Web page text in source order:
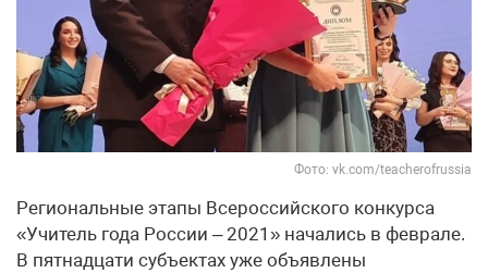
Фото: vk.com/teacherofrussia
Региональные этапы Всероссийского конкурса
«Учитель года России – 2021» начались в феврале.
В пятнадцати субъектах уже объявлены